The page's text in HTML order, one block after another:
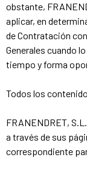
obstante,
aplicar, en
de Contratación
Generales cuando
tiempo y forma
Todos los
FRANENDRET,
a través de sus
correspondiente